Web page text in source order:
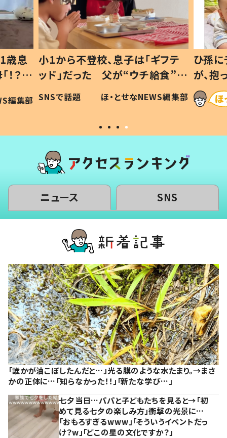
歳息
？」
編集部
小1から不登校、息子は「ギフテ
ッド」だった 父が“ウチ給食”を
作り続ける理由とは #令和の親
#令和の子
SNSで話題 ほ・とせなNEWS編集部
ひ孫
が、
「涙が
い」
ニュース SNS
「誰かが油こぼしたんだと…」光る膜のような水たまり。→まさ
かの正体に…「知らなかった！！」「新たな学び…」
七夕当日…パパと子どもたちを見ると→「初
めて見る七夕の楽しみ方」衝撃の光景に…
「おもろすぎるwww」「そういうイベントだっ
け？w」「どこの星の文化ですか？」